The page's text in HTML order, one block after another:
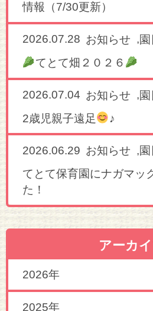
情報（7/30更新）
2026.07.28 お知らせ ,
てとて畑２０２６
2026.07.04 お知らせ ,
2歳児親子遠足
♪
2026.06.29 お知らせ ,
てとて保育園にナガマッ
た！
アーカ
2026年
2025年